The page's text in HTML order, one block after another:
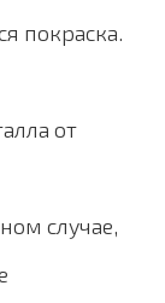
покраска.
от
случае,